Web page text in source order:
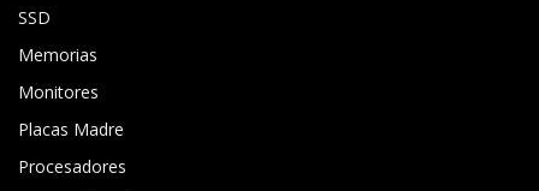
SSD
Memorias
Monitores
Placas Madre
Procesadores